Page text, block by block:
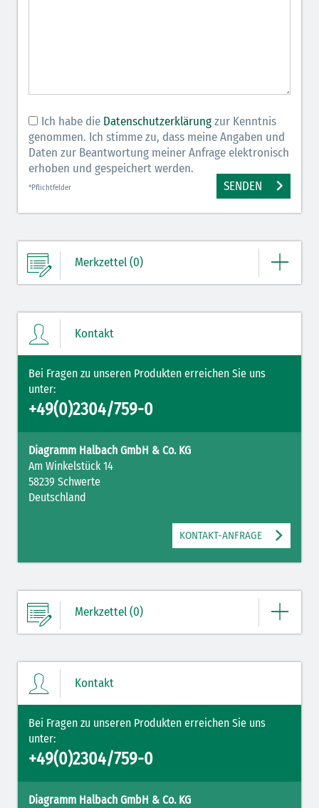
Ich habe die Datenschutzerklärungzur Kenntnis
genommen. Ich stimme zu, dass meine Angaben und
Daten zur Beantwortung meiner Anfrage elektronisch
erhoben und gespeichert werden.
*Pflichtfelder SENDEN
Merkzettel (0)
ZUM MERKZETTEL
Kontakt
Bei Fragen zu unseren Produkten erreichen Sie uns
unter:
+49(0)2304/759-0
Diagramm Halbach GmbH & Co. KG
Am Winkelstück 14
58239 Schwerte
Deutschland
KONTAKT-ANFRAGE
Merkzettel (0)
ZUM MERKZETTEL
Kontakt
Bei Fragen zu unseren Produkten erreichen Sie uns
unter:
+49(0)2304/759-0
Diagramm Halbach GmbH & Co. KG